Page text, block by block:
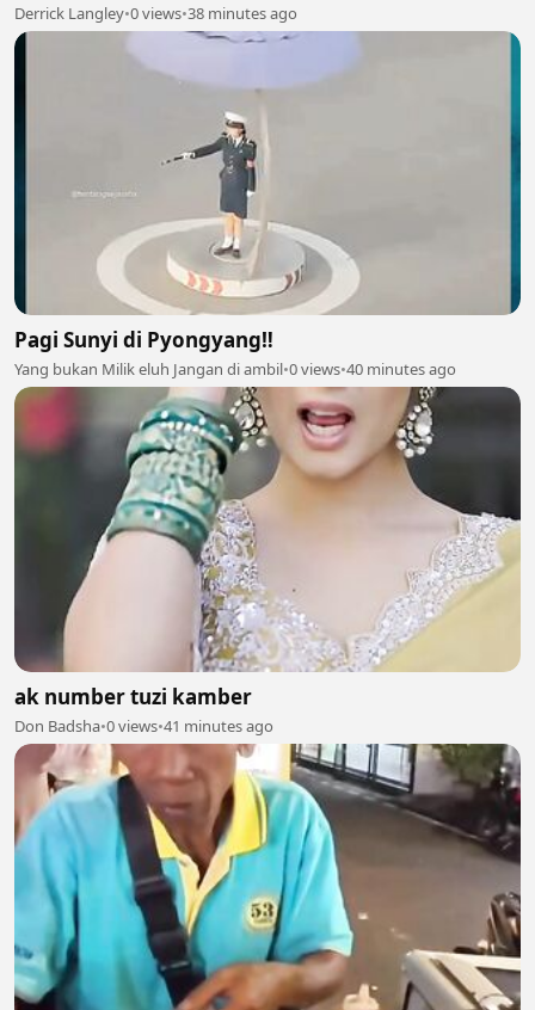
Derrick Langley•0 views•38 minutes ago
Pagi Sunyi di Pyongyang‼️
Yang bukan Milik eluh Jangan di ambil•0 views•40 minutes ago
ak number tuzi kamber
Don Badsha•0 views•41 minutes ago